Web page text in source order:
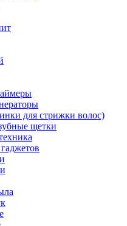
для стрижки волос)
щетки